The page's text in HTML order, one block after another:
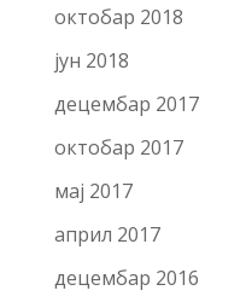
октобар 2018
јун 2018
децембар 2017
октобар 2017
мај 2017
април 2017
децембар 2016